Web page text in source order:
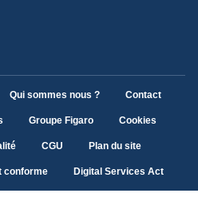
Qui sommes nous ? Contact
Groupe Figaro Cookies
CGU Plan du site
conforme Digital Services Act